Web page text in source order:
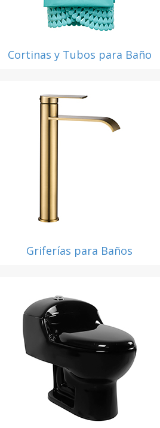
Cortinas y Tubos para Baño
Griferías para Baños